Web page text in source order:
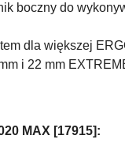
boczny do
dla większej
i 22 mm
MAX [17915]: